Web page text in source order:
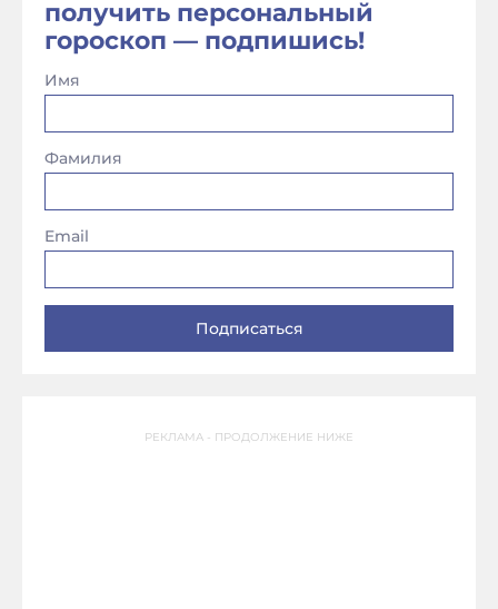
получить персональный
гороскоп — подпишись!
Имя
Фамилия
Email
РЕКЛАМА - ПРОДОЛЖЕНИЕ НИЖЕ